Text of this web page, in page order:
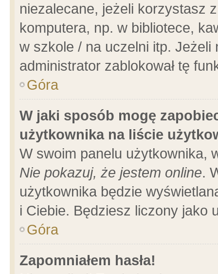
niezalecane, jeżeli korzystasz
komputera, np. w bibliotece,
w szkole / na uczelni itp.
administrator zablokował tę
Góra
W jaki sposób mogę
użytkownika na liście
W swoim panelu użytkownika,
Nie pokazuj, że jestem online.
użytkownika będzie
i Ciebie. Będziesz liczony jako
Góra
Zapomniałem hasła!